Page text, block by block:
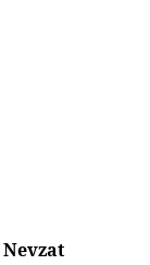
Nevzat